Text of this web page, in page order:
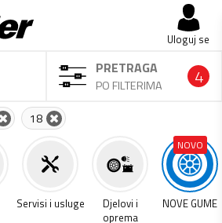
Uloguj se
PRETRAGA
PO FILTERIMA 4
18
Servisi i usluge
Djelovi i
oprema
NOVO
NOVE GUME